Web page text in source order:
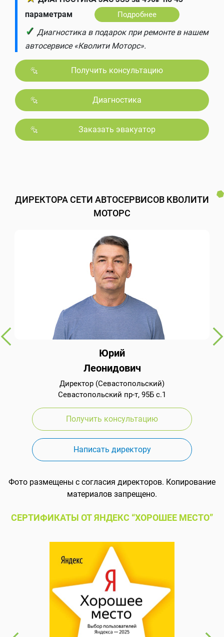
параметрам
Подробнее
✓ Диагностика в подарок при ремонте в нашем
автосервисе «Кволити Моторс».
Получить консультацию
Диагностика
Заказать эвакуатор
ДИРЕКТОРА СЕТИ АВТОСЕРВИСОВ КВОЛИТИ
МОТОРС
Юрий
Леонидович
Директор (Севастопольский)
Севастопольский пр-т, 95Б с.1
Получить консультацию
Написать директору
Фото размещены с согласия директоров. Копирование
материалов запрещено.
СЕРТИФИКАТЫ ОТ ЯНДЕКС “ХОРОШЕЕ МЕСТО”